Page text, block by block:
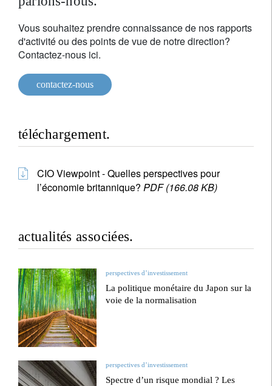
Vous souhaitez prendre connaissance de nos rapports
d'activité ou des points de vue de notre direction?
Contactez-nous ici.
contactez-nous
téléchargement.
CIO Viewpoint - Quelles perspectives pour
l’économie britannique? PDF (166.08 KB)
actualités associées.
perspectives d’investissement
La politique monétaire du Japon sur la
voie de la normalisation
perspectives d’investissement
Spectre d’un risque mondial ? Les